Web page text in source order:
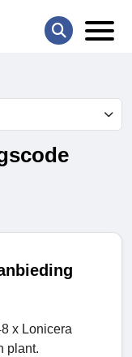
x Lonicera
plant.